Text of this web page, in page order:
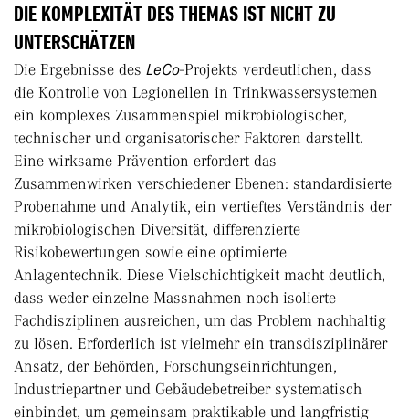
DIE KOMPLEXITÄT DES THEMAS IST NICHT ZU
UNTERSCHÄTZEN
Die Ergebnisse des LeCo-Projekts verdeutlichen, dass
die Kontrolle von Legionellen in Trinkwassersystemen
ein komplexes Zusammenspiel mikrobiologischer,
technischer und organisatorischer Faktoren darstellt.
Eine wirksame Prävention erfordert das
Zusammenwirken verschiedener Ebenen: standardisierte
Probenahme und Analytik, ein vertieftes Verständnis der
mikrobiologischen Diversität, differenzierte
Risikobewertungen sowie eine optimierte
Anlagentechnik. Diese Vielschichtigkeit macht deutlich,
dass weder einzelne Massnahmen noch isolierte
Fachdisziplinen ausreichen, um das Problem nachhaltig
zu lösen. Erforderlich ist vielmehr ein transdisziplinärer
Ansatz, der Behörden, Forschungseinrichtungen,
Industriepartner und Gebäudebetreiber systematisch
einbindet, um gemeinsam praktikable und langfristig